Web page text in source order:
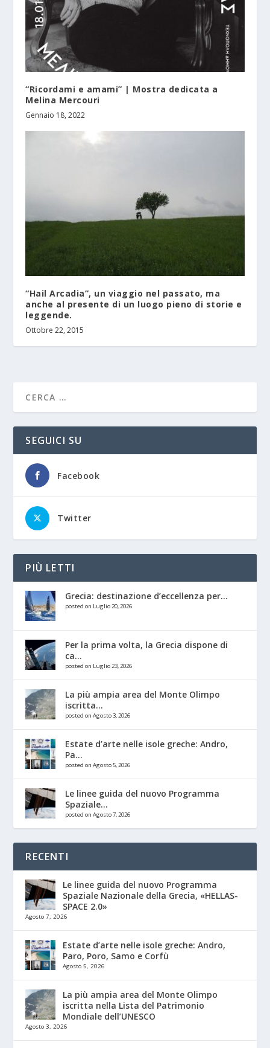
“Ricordami e amami” | Μostra dedicata a
Melina Mercouri
Gennaio 18, 2022
“Hail Arcadia”, un viaggio nel passato, ma
anche al presente di un luogo pieno di storie e
leggende.
Ottobre 22, 2015
SEGUICI SU
Facebook
Twitter
PIÙ LETTI
Grecia: destinazione d’eccellenza per...
posted on Luglio 20, 2026
Per la prima volta, la Grecia dispone di
ca...
posted on Luglio 23, 2026
La più ampia area del Monte Olimpo
iscritta...
posted on Agosto 3, 2026
Estate d’arte nelle isole greche: Andro,
Pa...
posted on Agosto 5, 2026
Le linee guida del nuovo Programma
Spaziale...
posted on Agosto 7, 2026
RECENTI
Le linee guida del nuovo Programma
Spaziale Nazionale della Grecia, «HELLAS-
SPACE 2.0»
Agosto 7, 2026
Estate d’arte nelle isole greche: Andro,
Paro, Poro, Samo e Corfù
Agosto 5, 2026
La più ampia area del Monte Olimpo
iscritta nella Lista del Patrimonio
Mondiale dell’UNESCO
Agosto 3, 2026